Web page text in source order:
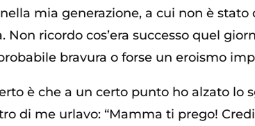
mia generazione, a cui non è
ricordo cos’era successo quel
bravura o forse un eroismo
è che a un certo punto ho alzato lo
di me urlavo: “Mamma ti prego!